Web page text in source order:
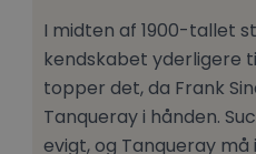
I midten af 1900-tallet
kendskabet yderligere
topper det, da Frank
Tanqueray i hånden.
evigt, og Tanqueray